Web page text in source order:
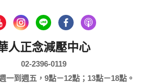
人正念減壓中心
02-2396-0119
一到週五，9點－12點；13點－18點。